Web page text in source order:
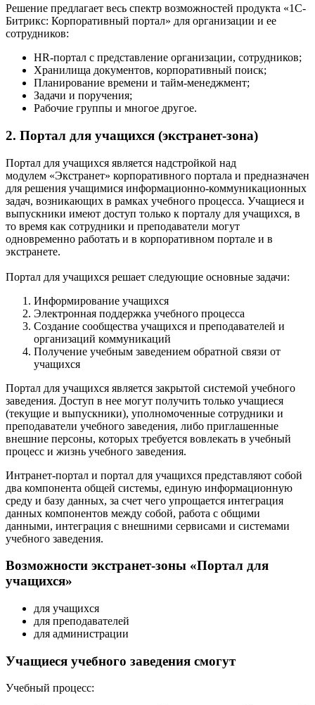
Решение предлагает весь спектр возможностей продукта «1С-
Битрикс: Корпоративный портал» для организации и ее
сотрудников:
HR-портал с представление организации, сотрудников;
Хранилища документов, корпоративный поиск;
Планирование времени и тайм-менеджмент;
Задачи и поручения;
Рабочие группы и многое другое.
2. Портал для учащихся (экстранет-зона)
Портал для учащихся является надстройкой над
модулем «Экстранет» корпоративного портала и предназначен
для решения учащимися информационно-коммуникационных
задач, возникающих в рамках учебного процесса. Учащиеся и
выпускники имеют доступ только к порталу для учащихся, в
то время как сотрудники и преподаватели могут
одновременно работать и в корпоративном портале и в
экстранете.
Портал для учащихся решает следующие основные задачи:
Информирование учащихся
Электронная поддержка учебного процесса
Создание сообщества учащихся и преподавателей и
организаций коммуникаций
Получение учебным заведением обратной связи от
учащихся
Портал для учащихся является закрытой системой учебного
заведения. Доступ в нее могут получить только учащиеся
(текущие и выпускники), уполномоченные сотрудники и
преподаватели учебного заведения, либо приглашенные
внешние персоны, которых требуется вовлекать в учебный
процесс и жизнь учебного заведения.
Интранет-портал и портал для учащихся представляют собой
два компонента общей системы, единую информационную
среду и базу данных, за счет чего упрощается интеграция
данных компонентов между собой, работа с общими
данными, интеграция с внешними сервисами и системами
учебного заведения.
Возможности экстранет-зоны «Портал для
учащихся»
для учащихся
для преподавателей
для администрации
Учащиеся учебного заведения смогут
Учебный процесс: